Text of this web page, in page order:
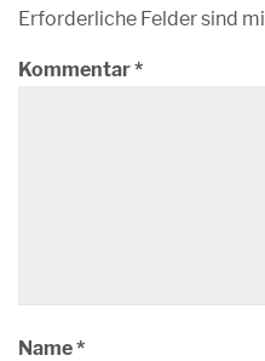
Erforderliche Felder sind
Kommentar*
Name*